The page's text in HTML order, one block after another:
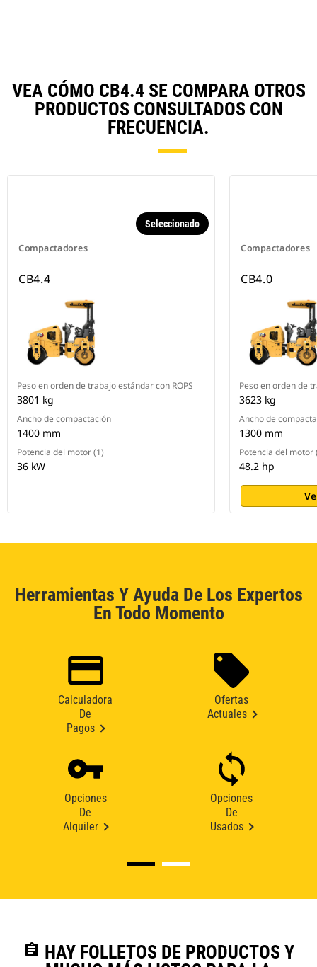
VEA CÓMO CB4.4 SE COMPARA OTROS
PRODUCTOS CONSULTADOS CON
FRECUENCIA.
Compactadores
Seleccionado
CB4.4
Peso en orden de trabajo estándar con ROPS
3801 kg
Ancho de compactación
1400 mm
Potencia del motor (1)
36 kW
Compactadores
CB4.0
Peso en orden de
3623 kg
Ancho de
1300 mm
Potencia del motor
48.2 hp
Herramientas Y Ayuda De Los Expertos
En Todo Momento
Calculadora
De
Pagos
Ofertas
Actuales
Opciones
De
Alquiler
Opciones
De
Usados
assignment HAY FOLLETOS DE PRODUCTOS Y